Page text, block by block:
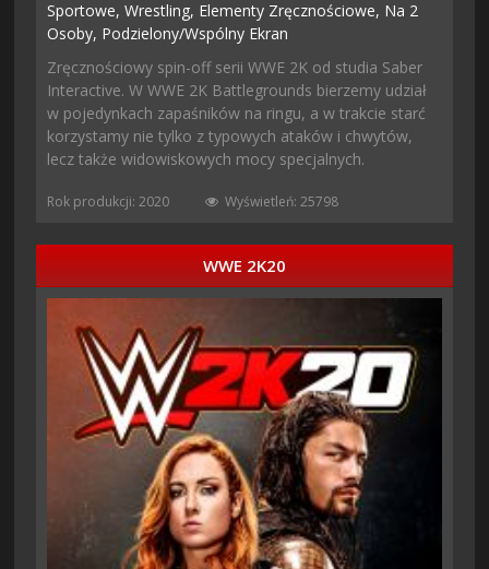
Sportowe,Wrestling, Elementy Zręcznościowe, Na 2
Osoby, Podzielony/wspólny Ekran
Zręcznościowy spin-off serii WWE 2K od studia Saber
Interactive. W WWE 2K Battlegrounds bierzemy udział
w pojedynkach zapaśników na ringu, a w trakcie starć
korzystamy nie tylko z typowych ataków i chwytów,
lecz także widowiskowych mocy specjalnych.
Rok produkcji: 2020 Wyświetleń: 25798
WWE 2K20